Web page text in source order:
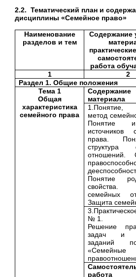
2.2. Тематический план и
дисциплины «Семейное право»
Наименование
раз­делов и тем
Содержание
работа
1 2
Раздел 1. Общие положения
Тема 1
Общая
характеристика
семейного права
Содержание
материала
1.Понятие,
метод
Понятие
источников
права.
структура
отношений.
Понятие
семейных
Защита
№ 1.
Решение
задач и
заданий
«Семейные
работа